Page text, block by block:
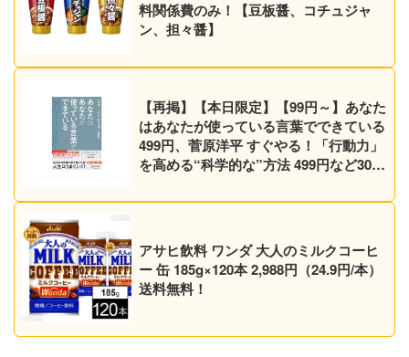
料関係費のみ！【豆板醤、コチュジャ
ン、担々醤】
【再掲】【本日限定】【99円～】あなた
はあなたが使っている言葉でできている
499円、菅原洋平 すぐやる！「行動力」
を高める“科学的な”方法 499円など30作
アサヒ飲料 ワンダ 大人のミルクコーヒ
ー 缶 185g×120本 2,988円（24.9円/本）
送料無料！